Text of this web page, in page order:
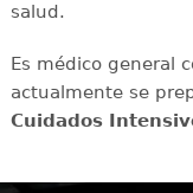
salud.
Es médico general
actualmente se
Cuidados